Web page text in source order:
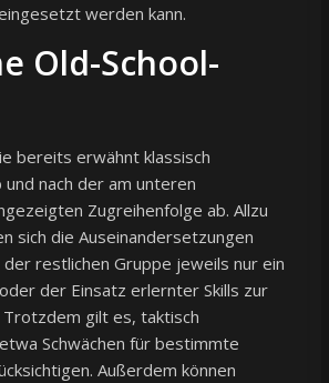
werden kann.
Old-School-
bereits erwähnt klassisch
nach der am unteren
Zugreihenfolge ab. Allzu
sich die Auseinandersetzungen
der restlichen Gruppe jeweils nur ein
der Einsatz erlernter Skills zur
gilt es, taktisch
Schwächen für bestimmte
Außerdem können